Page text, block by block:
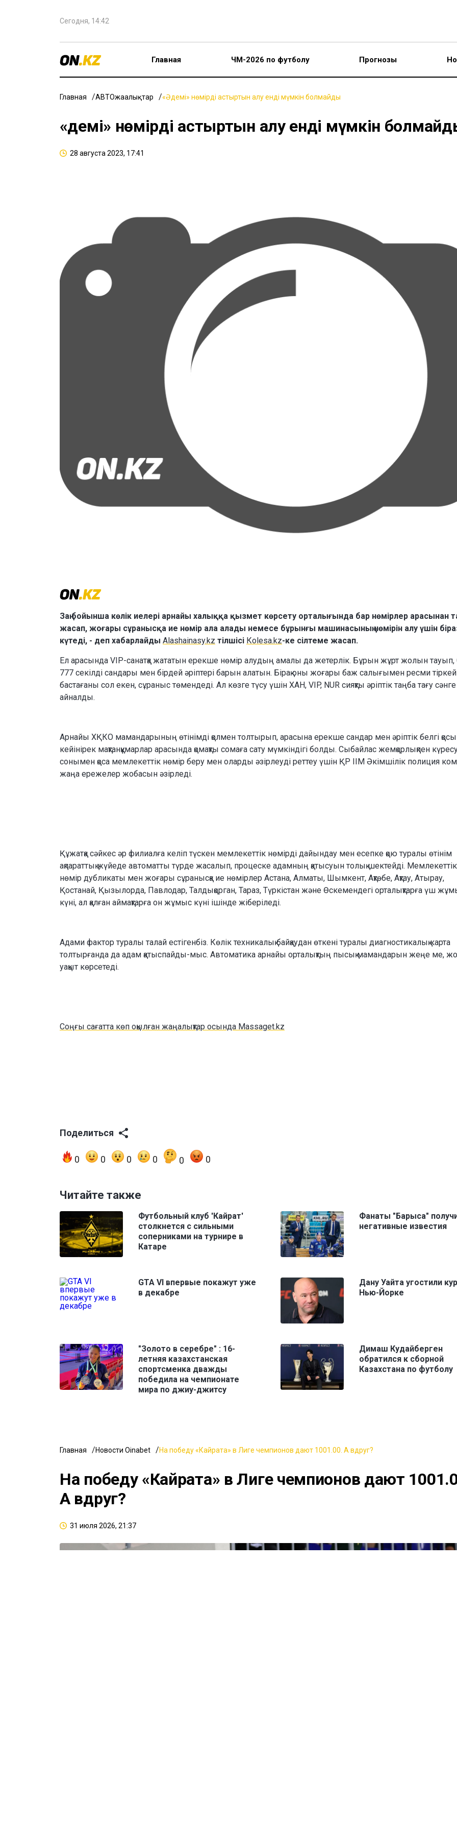
Сегодня, 14:42
Главная ЧМ-2026 по футболу Прогнозы
Главная АВТОжаңалықтар «Әдемі» нөмірді астыртын алу енді мүмкін болмайды
«Әдемі» нөмірді астыртын алу енді мүмкін
28 августа 2023, 17:41
Заң бойынша көлік иелері арнайы халыққа қызмет көрсету орталығында бар нөмірлер арасынан
жасап, жоғары сұранысқа ие нөмір ала алады немесе бұрынғы машинасының нөмірін алу үшін
күтеді, - деп хабарлайды Alashainasy.kz тілшісі Кolesa.kz-ке сілтеме жасап.
Ел арасында VIP-санатқа жататын ерекше нөмір алудың амалы да жетерлік. Бұрын жұрт жолын тауып,
777 секілді сандары мен бірдей әріптері барын алатын. Бірақ оны жоғары баж салығымен ресми тіркей
бастағаны сол екен, сұраныс төмендеді. Ал көзге түсу үшін XAH, VIP, NUR сияқты әріптік таңба тағу сәнге
айналды.
Арнайы ХҚКО мамандарының өтінімді қолмен толтырып, арасына ерекше сандар мен әріптік белгі
кейінірек мақтанқұмарлар арасында қомақты сомаға сату мүмкіндігі болды. Сыбайлас жемқорлықпен
сонымен қоса мемлекеттік нөмір беру мен оларды әзірлеуді реттеу үшін ҚР ІІМ Әкімшілік полиция
жаңа ережелер жобасын әзірледі.
Құжатқа сәйкес әр филиалға келіп түскен мемлекеттік нөмірді дайындау мен есепке қою туралы өтінім
ақпараттық жүйеде автоматты түрде жасалып, процеске адамның қатысуын толық шектейді. Мемлекеттік
нөмір дубликаты мен жоғары сұранысқа ие нөмірлер Астана, Алматы, Шымкент, Ақтөбе, Ақтау, Атырау,
Қостанай, Қызылорда, Павлодар, Талдықорган, Тараз, Түркістан және Өскемендегі орталықтарға үш
күні, ал қалған аймақтарға он жұмыс күні ішінде жіберіледі.
Адами фактор туралы талай естігенбіз. Көлік техникалық байқаудан өткені туралы диагностикалық карта
толтырғанда да адам қатыспайды-мыс. Автоматика арнайы орталықтың пысық мамандарын жеңе ме,
уақыт көрсетеді.
Соңғы сағатта көп оқылған жаңалықтар осында Massaget.kz
Поделиться
0 0 0 0 0 0
Читайте также
Футбольный клуб 'Кайрат'
столкнется с сильными
соперниками на турнире в
Катаре
Фанаты "Барыса"
негативные известия
GTA VI впервые покажут уже
в декабре
Дану Уайта угостили
Нью-Йорке
"Золото в серебре" : 16-
летняя казахстанская
спортсменка дважды
победила на чемпионате
мира по джиу-джитсу
Димаш Кудайберген
обратился к сборной
Казахстана по футболу
Главная Новости Oinabet На победу «Кайрата» в Лиге чемпионов дают 1001.00. А вдруг?
На победу «Кайрата» в Лиге чемпионов дают
А вдруг?
31 июля 2026, 21:37